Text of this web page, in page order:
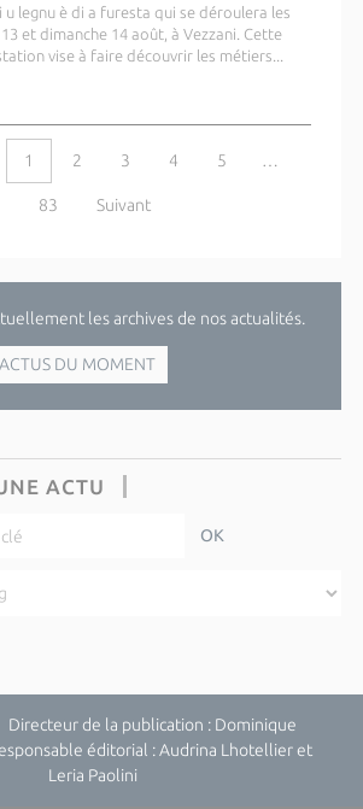
u legnu è di a furesta qui se déroulera les
et dimanche 14 août, à Vezzani. Cette
vise à faire découvrir les métiers...
1 2 3 4 5 …
83 Suivant
les archives de nos actualités.
DU MOMENT
ACTU
de la publication : Dominique
éditorial : Audrina Lhotellier et
Leria Paolini